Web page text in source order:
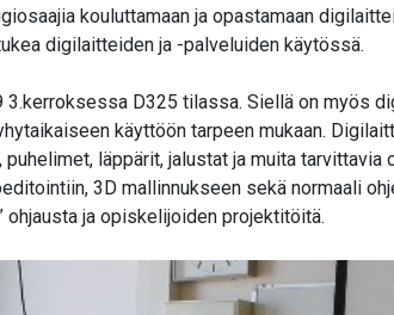
kouluttamaan ja opastamaan
digilaitteiden ja -palveluiden käytössä.
D325 tilassa. Siellä on myös
käyttöön tarpeen mukaan.
läppärit, jalustat ja muita
3D mallinnukseen sekä normaali
ohjausta ja opiskelijoiden projektitöitä.